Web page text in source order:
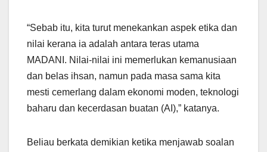
“Sebab itu, kita turut menekankan aspek etika dan
nilai kerana ia adalah antara teras utama
MADANI. Nilai-nilai ini memerlukan kemanusiaan
dan belas ihsan, namun pada masa sama kita
mesti cemerlang dalam ekonomi moden, teknologi
baharu dan kecerdasan buatan (AI),” katanya.
Beliau berkata demikian ketika menjawab soalan